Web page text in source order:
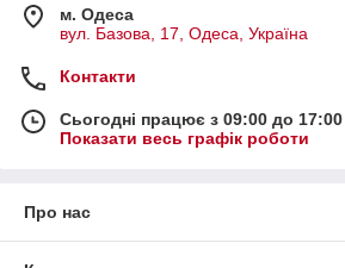
м. Одеса
вул. Базова, 17, Одеса, Україна
Контакти
Сьогодні працює з 09:00 до 17:00
Показати весь графік роботи
Про нас